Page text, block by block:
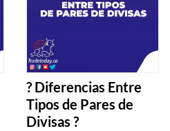
? Diferencias Entre
Tipos de Pares de
Divisas ?